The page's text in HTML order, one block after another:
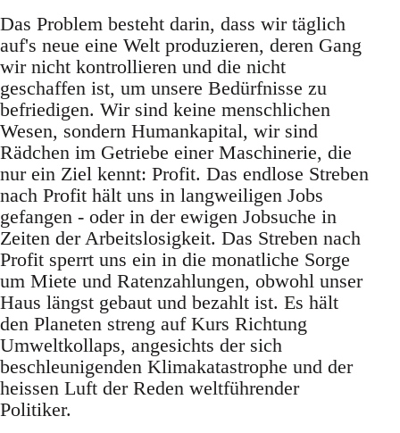
Das Problem besteht darin, dass wir täglich
auf's neue eine Welt produzieren, deren Gang
wir nicht kontrollieren und die nicht
geschaffen ist, um unsere Bedürfnisse zu
befriedigen. Wir sind keine menschlichen
Wesen, sondern Humankapital, wir sind
Rädchen im Getriebe einer Maschinerie, die
nur ein Ziel kennt: Profit. Das endlose Streben
nach Profit hält uns in langweiligen Jobs
gefangen - oder in der ewigen Jobsuche in
Zeiten der Arbeitslosigkeit. Das Streben nach
Profit sperrt uns ein in die monatliche Sorge
um Miete und Ratenzahlungen, obwohl unser
Haus längst gebaut und bezahlt ist. Es hält
den Planeten streng auf Kurs Richtung
Umweltkollaps, angesichts der sich
beschleunigenden Klimakatastrophe und der
heissen Luft der Reden weltführender
Politiker.